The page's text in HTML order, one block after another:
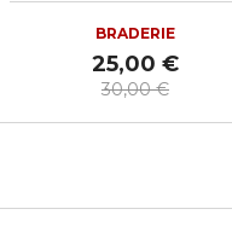
BRADERIE
25,00 €
30,00 €